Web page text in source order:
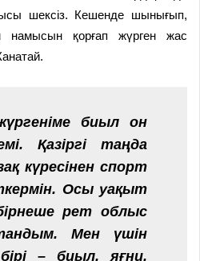
шексіз. Кешенде шынығып,
намысын қорғап жүрген жас
биыл он
Қазіргі таңда
күресінен спорт
Осы уақыт
рет облыс
Мен үшін
– биыл, яғни,